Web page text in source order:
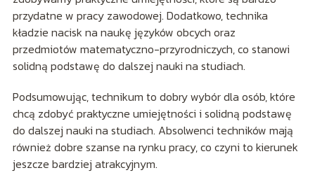
przydatne w pracy zawodowej. Dodatkowo, technika
kładzie nacisk na naukę języków obcych oraz
przedmiotów matematyczno-przyrodniczych, co stanowi
solidną podstawę do dalszej nauki na studiach.
Podsumowując, technikum to dobry wybór dla osób, które
chcą zdobyć praktyczne umiejętności i solidną podstawę
do dalszej nauki na studiach. Absolwenci techników mają
również dobre szanse na rynku pracy, co czyni to kierunek
jeszcze bardziej atrakcyjnym.